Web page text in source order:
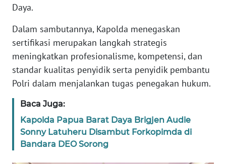
Daya.
Dalam sambutannya, Kapolda menegaskan
sertifikasi merupakan langkah strategis
meningkatkan profesionalisme, kompetensi, dan
standar kualitas penyidik serta penyidik pembantu
Polri dalam menjalankan tugas penegakan hukum.
Baca Juga:
Kapolda Papua Barat Daya Brigjen Audie
Sonny Latuheru Disambut Forkopimda di
Bandara DEO Sorong
KEPRI
WN
PAPUA
PAPUA
WN